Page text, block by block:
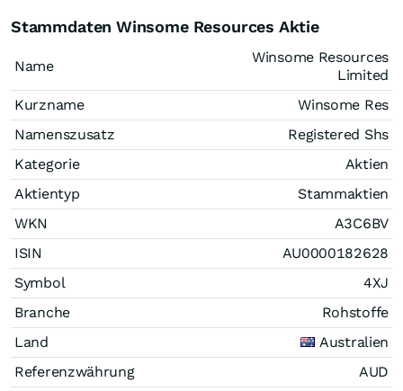
Stammdaten Winsome Resources Aktie
Name
Winsome Resources
Limited
Kurzname
Winsome Res
Namenszusatz
Registered Shs
Kategorie
Aktien
Aktientyp
Stammaktien
WKN
A3C6BV
ISIN
AU0000182628
Symbol
4XJ
Branche
Rohstoffe
Land
Australien
Referenzwährung
AUD